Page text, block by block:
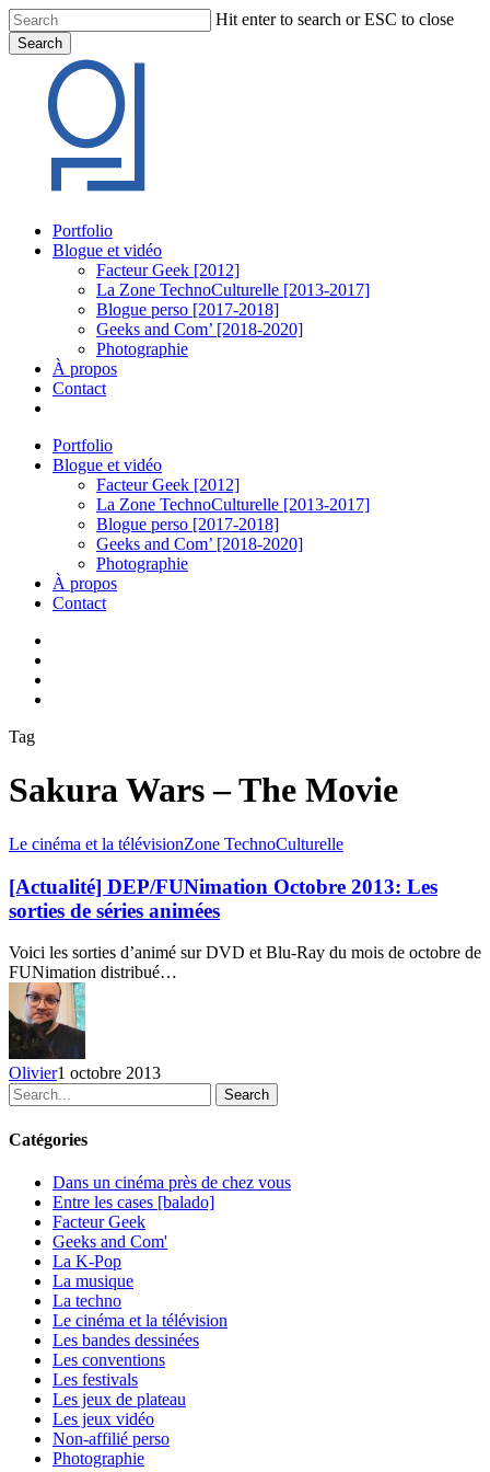
Skip
to
main
content
Hit enter to search or ESC to close
Search
Search
Menu
Portfolio
Blogue et vidéo
Facteur Geek [2012]
La Zone TechnoCulturelle [2013-2017]
Blogue perso [2017-2018]
Geeks and Com’ [2018-2020]
Photographie
À propos
Contact
Portfolio
Blogue et vidéo
Facteur Geek [2012]
La Zone TechnoCulturelle [2013-2017]
Blogue perso [2017-2018]
Geeks and Com’ [2018-2020]
Photographie
À propos
Contact
Tag
Sakura Wars – The Movie
[Actualité]
Octobre
2013:
Les
de
séries
animées
Le cinéma et la télévisionZone TechnoCulturelle
[Actualité] DEP/FUNimation Octobre 2013: Les
sorties de séries animées
Voici les sorties d’animé sur DVD et Blu-Ray du mois de octobre de
FUNimation distribué…
Olivier1 octobre 2013
Search
Catégories
Dans un cinéma près de chez vous
Entre les cases [balado]
Facteur Geek
Geeks and Com'
La K-Pop
La musique
La techno
Le cinéma et la télévision
Les bandes dessinées
Les conventions
Les festivals
Les jeux de plateau
Les jeux vidéo
Non-affilié perso
Photographie